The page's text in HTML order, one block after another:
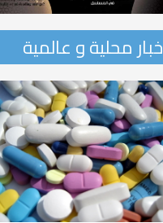
محلية و عالمية
ملكة تدمر
ملكة تدمر واحدة من أساطير سورية..
ويهجو الطريق.. إلياذة...